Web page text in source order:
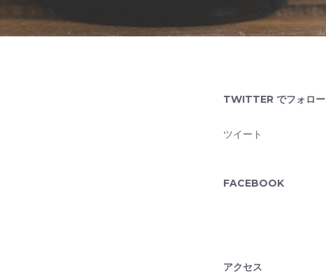
TWITTER でフォロー
ツイート
FACEBOOK
アクセス